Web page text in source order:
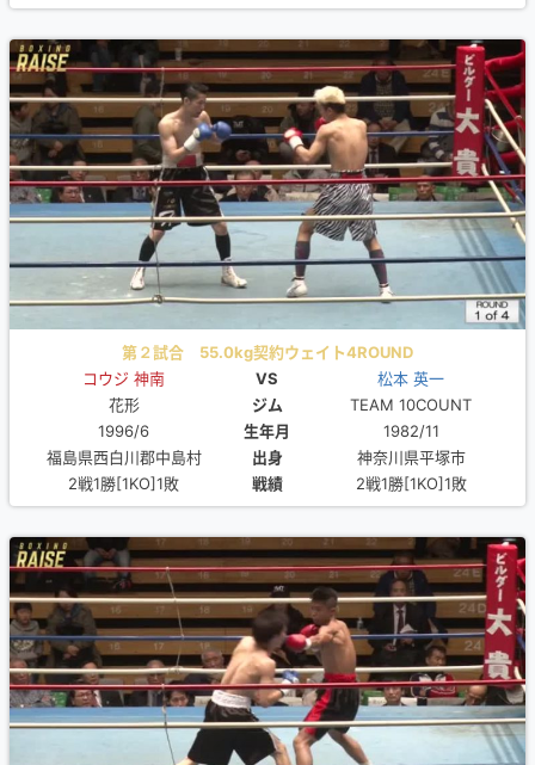
第２試合 55.0kg契約ウェイト4ROUND
コウジ 神南
VS
松本 英一
花形
ジム
TEAM 10COUNT
1996/6
生年月
1982/11
福島県西白川郡中島村
出身
神奈川県平塚市
2戦1勝[1KO]1敗
戦績 2戦1勝[1KO]1敗